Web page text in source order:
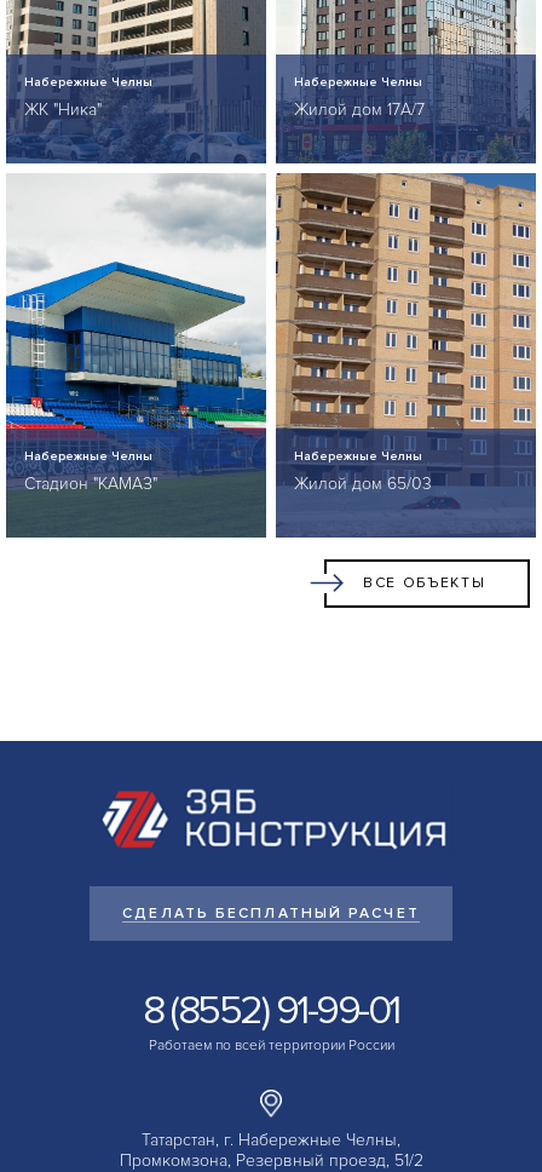
Набережные Челны
ЖК "Ника"
Набережные Челны
Жилой дом 17А/7
Набережные Челны
Стадион "КАМАЗ"
Набережные Челны
Жилой дом 65/03
ВСЕ ОБЪЕКТЫ
СДЕЛАТЬ БЕСПЛАТНЫЙ РАСЧЕТ
8 (8552) 91-99-01
Работаем по всей территории России
Татарстан, г. Набережные Челны,
Промкомзона, Резервный проезд, 51/2